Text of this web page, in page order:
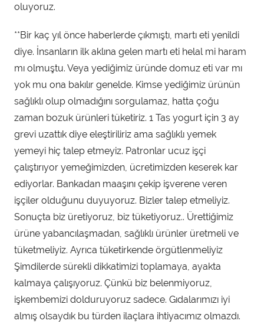
oluyoruz.
**Bir kaç yıl önce haberlerde çıkmıştı, martı eti yenildi
diye. İnsanların ilk aklına gelen martı eti helal mi haram
mı olmuştu. Veya yediğimiz üründe domuz eti var mı
yok mu ona bakılır genelde. Kimse yediğimiz ürünün
sağlıklı olup olmadığını sorgulamaz, hatta çoğu
zaman bozuk ürünleri tüketiriz. 1 Tas yogurt için 3 ay
grevi uzattık diye eleştiriliriz ama sağlıklı yemek
yemeyi hiç talep etmeyiz. Patronlar ucuz işçi
çalıştırıyor yemeğimizden, ücretimizden keserek kar
ediyorlar. Bankadan maaşını çekip işverene veren
işçiler olduğunu duyuyoruz. Bizler talep etmeliyiz.
Sonuçta biz üretiyoruz, biz tüketiyoruz.. Ürettiğimiz
ürüne yabancılaşmadan, sağlıklı ürünler üretmeli ve
tüketmeliyiz. Ayrıca tüketirkende örgütlenmeliyiz
Şimdilerde sürekli dikkatimizi toplamaya, ayakta
kalmaya çalışıyoruz. Çünkü biz belenmiyoruz,
işkembemizi dolduruyoruz sadece. Gıdalarımızı iyi
almış olsaydık bu türden ilaçlara ihtiyacımız olmazdı.